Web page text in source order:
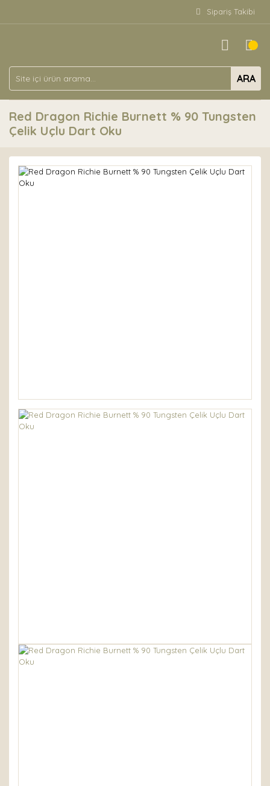
Sipariş Takibi
ARA
Red Dragon Richie Burnett % 90 Tungsten
Çelik Uçlu Dart Oku